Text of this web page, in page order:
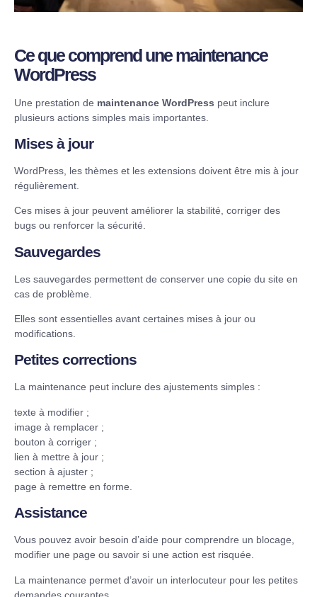
Ce que comprend une maintenance
WordPress
Une prestation de maintenance WordPress peut inclure
plusieurs actions simples mais importantes.
Mises à jour
WordPress, les thèmes et les extensions doivent être mis à jour
régulièrement.
Ces mises à jour peuvent améliorer la stabilité, corriger des
bugs ou renforcer la sécurité.
Sauvegardes
Les sauvegardes permettent de conserver une copie du site en
cas de problème.
Elles sont essentielles avant certaines mises à jour ou
modifications.
Petites corrections
La maintenance peut inclure des ajustements simples :
texte à modifier ;
image à remplacer ;
bouton à corriger ;
lien à mettre à jour ;
section à ajuster ;
page à remettre en forme.
Assistance
Vous pouvez avoir besoin d’aide pour comprendre un blocage,
modifier une page ou savoir si une action est risquée.
La maintenance permet d’avoir un interlocuteur pour les petites
demandes courantes.